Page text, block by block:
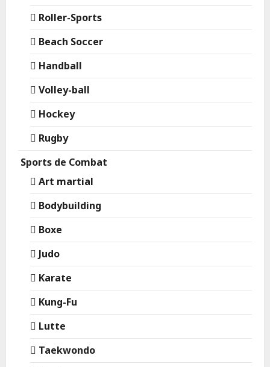
Roller-Sports
Beach Soccer
Handball
Volley-ball
Hockey
Rugby
Sports de Combat
Art martial
Bodybuilding
Boxe
Judo
Karate
Kung-Fu
Lutte
Taekwondo